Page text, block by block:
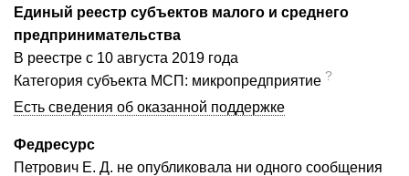
Единый реестр субъектов малого и среднего
предпринимательства
В реестре с 10 августа 2019 года
Категория субъекта МСП: микропредприятие ?
Есть сведения об оказанной поддержке
Федресурс
Петрович Е. Д. не опубликовала ни одного сообщения